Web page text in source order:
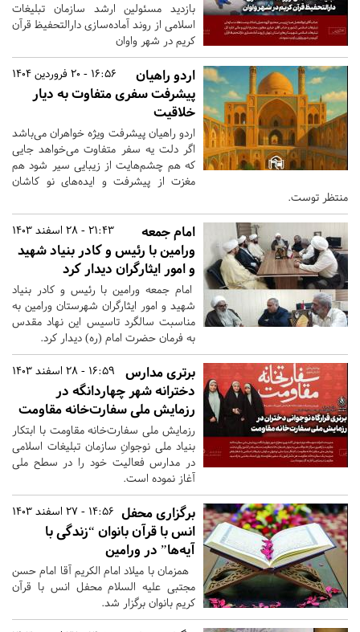
بازدید مسئولین ارشد سازمان تبلیغات
اسلامی از روند آماده‌سازی دارالتحفیظ قرآن
کریم در شهر واوان
16:56 - 20 فروردین 1404
اردو راهیان
پیشرفت سفری متفاوت به دیار
خلاقیت
اردو راهیان پیشرفت ویژه خواهران می‌باشد
اگر دلت یه سفر متفاوت می‌خواهد جایی
که هم چشم‌هایت از زیبایی سیر شود هم
مغزت از پیشرفت و ایده‌های نو کاشان
منتظر توست.
21:43 - 28 اسفند 1403
امام جمعه
ورامین با رئیس و کادر بنیاد شهید
و امور ایثارگران دیدار کرد
امام جمعه ورامین با رئیس و کادر بنیاد
شهید و امور ایثارگران شهرستان ورامین به
مناسبت سالگرد تاسیس این نهاد مقدس
به فرمان حضرت امام (ره) دیدار کرد.
16:59 - 28 اسفند 1403
برتری مدارس
دخترانه شهر چهاردانگه در
رزمایش ملی سفارت‌خانه مقاومت
رزمایش ملی سفارت‌خانه مقاومت با ابتکار
بنیاد ملی نوجوانِ سازمان تبلیغات اسلامی
در مدارس فعالیت خود را در سطح ملی
آغاز نموده است.
14:56 - 27 اسفند 1403 برگزاری محفل
انس با قرآن بانوان “زندگی با
آیه‌ها” در ورامین
همزمان با میلاد امام الکریم آقا امام حسن
مجتبی علیه السلام محفل انس با قرآن
کریم بانوان برگزار شد.